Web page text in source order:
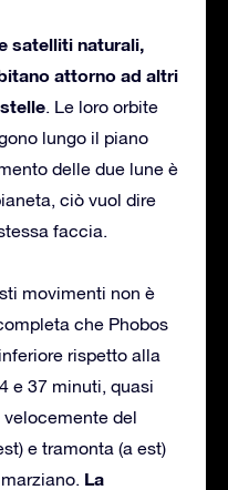
satelliti naturali,
attorno ad altri
. Le loro orbite
lungo il piano
delle due lune è
ciò vuol dire
faccia.
movimenti non è
che Phobos
rispetto alla
e 37 minuti, quasi
velocemente del
e tramonta (a est)
La